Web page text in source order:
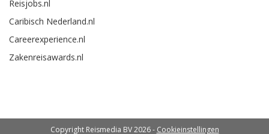
Reisjobs.nl
Caribisch Nederland.nl
Careerexperience.nl
Zakenreisawards.nl
Copyright Reismedia BV 2026 - Cookieinstellingen